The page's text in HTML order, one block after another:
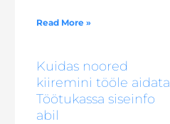
Read More »
Kuidas noored
kiiremini tööle aidata
Töötukassa siseinfo
abil